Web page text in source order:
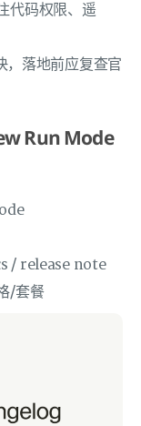
代码权限、遥
落地前应复查官
Run Mode
/ release note
/套餐